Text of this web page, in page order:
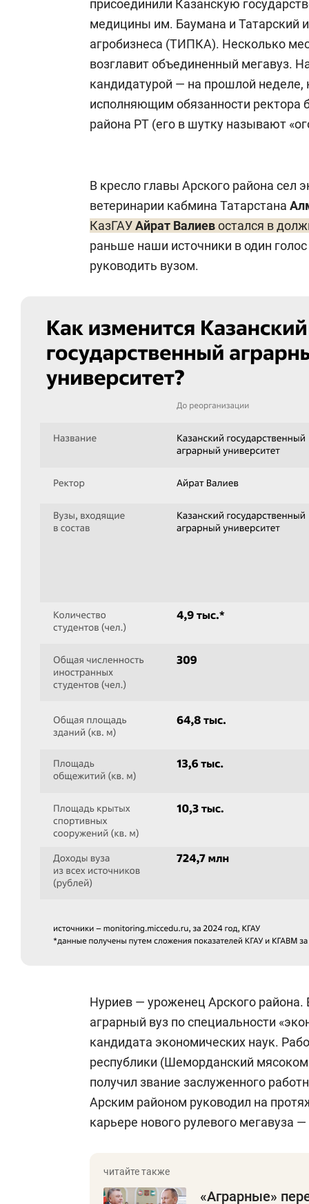
присоединили Казанскую
медицины им. Баумана и Татарский
агробизнеса (ТИПКА). Несколько
возглавит объединенный мегавуз.
кандидатурой — на прошлой
исполняющим обязанности ректора
района РТ (его в шутку называют
В кресло главы Арского района сел
ветеринарии кабмина Татарстана
КазГАУАйрат Валиевостался в
раньше наши источники в один
руководить вузом.
Нуриев — уроженец Арского района.
аграрный вуз по специальности
кандидата экономических наук.
республики (Шеморданский
получил звание заслуженного
Арским районом руководил на
карьере нового рулевого мегавуза
«Аграрные»